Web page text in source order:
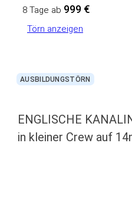
8 Tage ab 999 €
Törn anzeigen
AUSBILDUNGSTÖRN
ENGLISCHE
in kleiner Crew auf